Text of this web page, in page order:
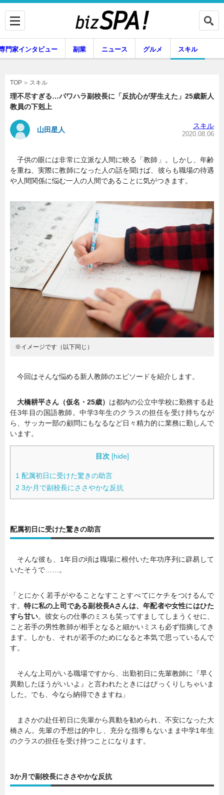
専門家インタビュー
副業 ニュース
グルメ スキル
暮らし エンタメ
連載一覧
門家インタビュー 副業 ニュース グルメ スキル
TOP スキル
理不尽すぎる…パワハラ副校長に「反抗心が芽生えた」25歳新人
教員の下剋上
山田星人 スキル
2020.08.06
子供の眼には非常に立派な人間に映る「教師」。しかし、年齢
を重ね、実際に教師になった人の話を聞けば、彼らも職場の待遇
や人間関係に悩む一人の人間であることに気がつきます。
※イメージです（以下同じ）
今回はそんな悩める新人教師のエピソードを紹介します。
大橋耕平さん（仮名・25歳） は都内の公立中学校に勤務する赴
任3年目の国語教師。中学3年生のクラスの担任を受け持ちなが
ら、サッカー部の顧問にもなるなど日々精力的に業務に勤しんで
います。
目次 [hide]
1 配属初日に受けた驚きの助言
2 3か月で副校長にささやかな反抗
配属初日に受けた驚きの助言
そんな彼も、1年目の頃は職場に根付いた年功序列に辟易して
いたそうで……。
「とにかく若手がやることなすことすべてにケチをつけるんで
す。特に私の上司である副校長Aさんは、年配者や女性にはひた
すら甘い。彼女らの仕事のミスも笑ってすましてしまうくせに、
こと若手の男性教師が相手となると細かいミスも必ず指摘してき
ます。しかも、それが若手のためになると本気で思っているんで
す。
そんな上司がいる職場ですから、出勤初日に先輩教師に『早く
異動したほうがいいよ』と言われたときにはびっくりしちゃいま
した。でも、今なら納得できますね」
まさかの赴任初日に先輩から異動を勧められ、不安になった大
橋さん。先輩の予想は的中し、充分な指導もないまま中学1年生
のクラスの担任を受け持つことになります。
3か月で副校長にささやかな反抗